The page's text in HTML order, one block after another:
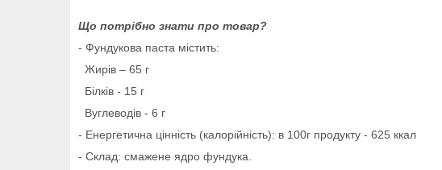
Що потрібно знати про товар?
- Фундукова паста містить:
Жирів – 65 г
Білків - 15 г
Вуглеводів - 6 г
- Енергетична цінність (калорійність): в 100г продукту - 625 ккал
- Склад: смажене ядро фундука.